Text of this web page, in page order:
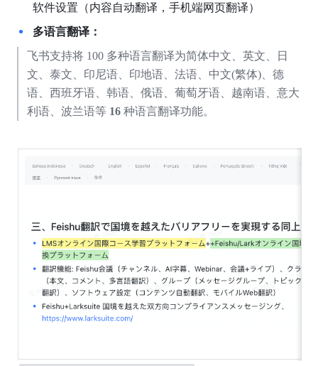
软件设置（内容自动翻译，手机端网页翻译）
多语言翻译：
飞书支持将 100 多种语言翻译为简体中文、英文、日
文、泰文、印尼语、印地语、法语、中文(繁体)、德
语、西班牙语、韩语、俄语、葡萄牙语、越南语、意大
利语、波兰语等 16 种语言翻译功能。